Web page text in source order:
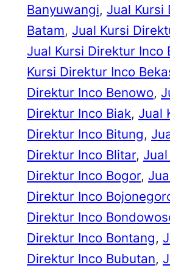
Banyuwangi, Jual Kursi
Batam, Jual Kursi
Jual Kursi Direktur Inco
Kursi Direktur Inco
Direktur Inco Benowo,
Direktur Inco Biak, Jual
Direktur Inco Bitung,
Direktur Inco Blitar,
Direktur Inco Bogor,
Direktur Inco
Direktur Inco
Direktur Inco Bontang,
Direktur Inco Bubutan,